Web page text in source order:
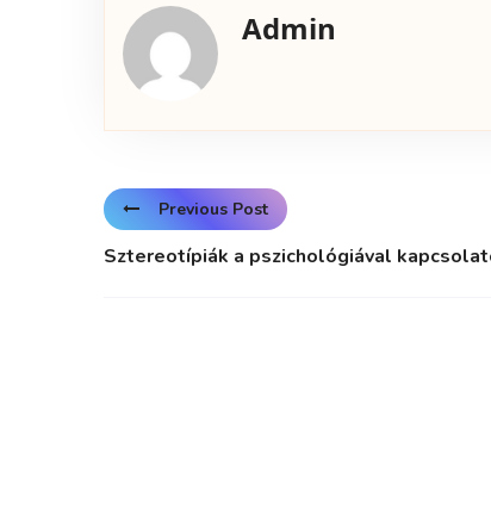
Admin
Previous Post
Sztereotípiák a pszichológiával